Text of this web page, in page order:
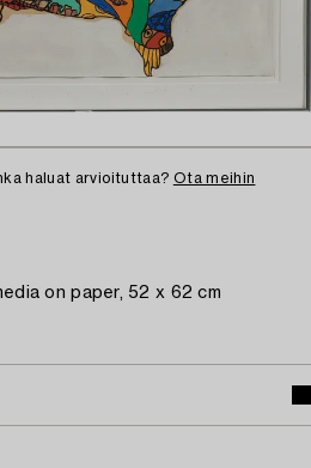
haluat arvioituttaa? Ota meihin
on paper, 52 x 62 cm